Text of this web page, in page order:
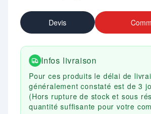
Devis
Infos livraison
Pour ces produits le délai de
généralement constaté est de 3
(Hors rupture de stock et sous
quantité suffisante pour votre